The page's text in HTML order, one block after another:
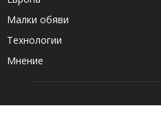
Малки обяви
Технологии
Мнение